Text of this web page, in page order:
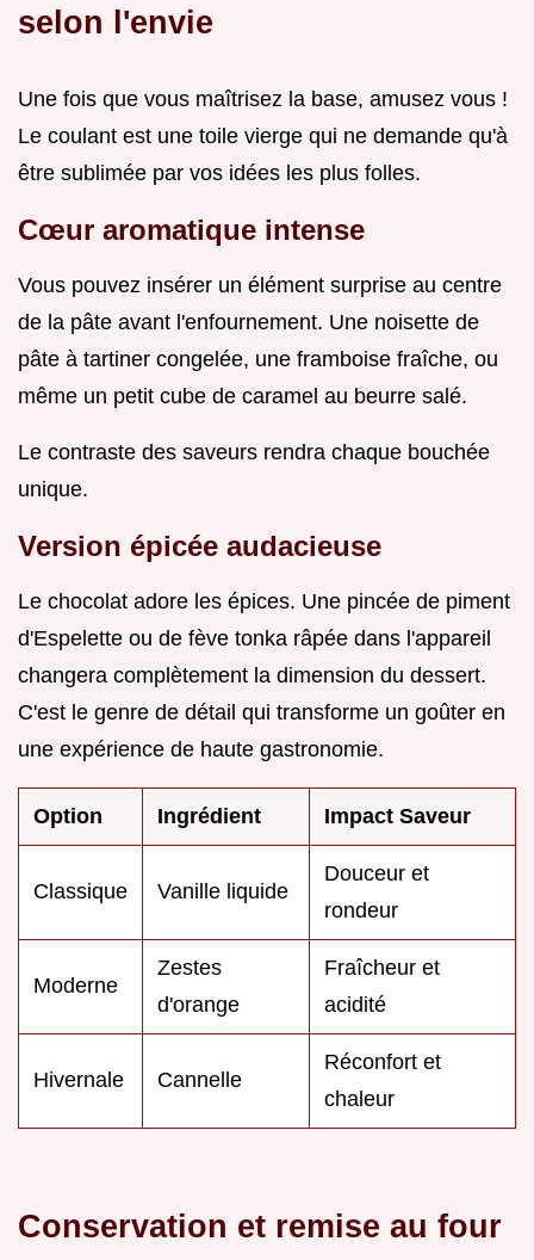
selon l'envie
Une fois que vous maîtrisez la base, amusez vous !
Le coulant est une toile vierge qui ne demande qu'à
être sublimée par vos idées les plus folles.
Cœur aromatique intense
Vous pouvez insérer un élément surprise au centre
de la pâte avant l'enfournement. Une noisette de
pâte à tartiner congelée, une framboise fraîche, ou
même un petit cube de caramel au beurre salé.
Le contraste des saveurs rendra chaque bouchée
unique.
Version épicée audacieuse
Le chocolat adore les épices. Une pincée de piment
d'Espelette ou de fève tonka râpée dans l'appareil
changera complètement la dimension du dessert.
C'est le genre de détail qui transforme un goûter en
une expérience de haute gastronomie.
Option Ingrédient Impact Saveur
Classique Vanille liquide
Douceur et
rondeur
Moderne
Zestes
d'orange
Fraîcheur et
acidité
Hivernale Cannelle
Réconfort et
chaleur
Conservation et remise au four